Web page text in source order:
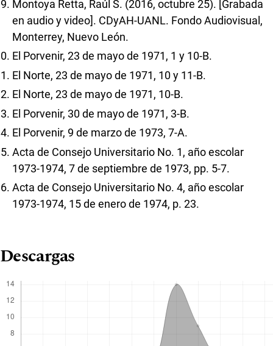
Montoya Retta, Raúl S. (2016, octubre 25). [Grabada
en audio y video]. CDyAH-UANL. Fondo Audiovisual,
Monterrey, Nuevo León.
El Porvenir, 23 de mayo de 1971, 1 y 10-B.
El Norte, 23 de mayo de 1971, 10 y 11-B.
El Norte, 23 de mayo de 1971, 10-B.
El Porvenir, 30 de mayo de 1971, 3-B.
El Porvenir, 9 de marzo de 1973, 7-A.
Acta de Consejo Universitario No. 1, año escolar
1973-1974, 7 de septiembre de 1973, pp. 5-7.
Acta de Consejo Universitario No. 4, año escolar
1973-1974, 15 de enero de 1974, p. 23.
Descargas